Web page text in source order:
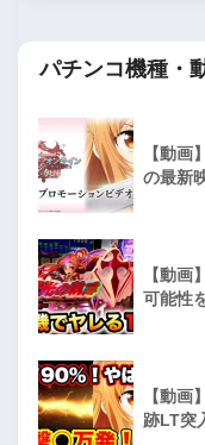
パチンコ機種・
【動画
の最新
【動
可能性
【動
跡LT突